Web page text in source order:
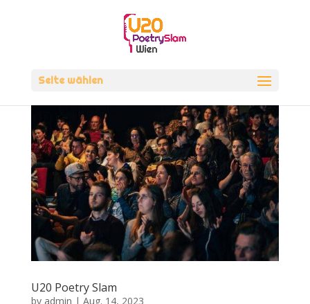
Seite wählen
U20 Poetry Slam
by admin | Aug. 14, 2023